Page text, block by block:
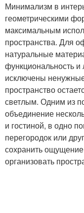
Минимализм в
геометрическими
максимальным
пространства. Для
натуральные
функциональность и
исключены
пространство
светлым. Одним из
объединение
и гостиной, в одно
перегородок или
сохранить
организовать